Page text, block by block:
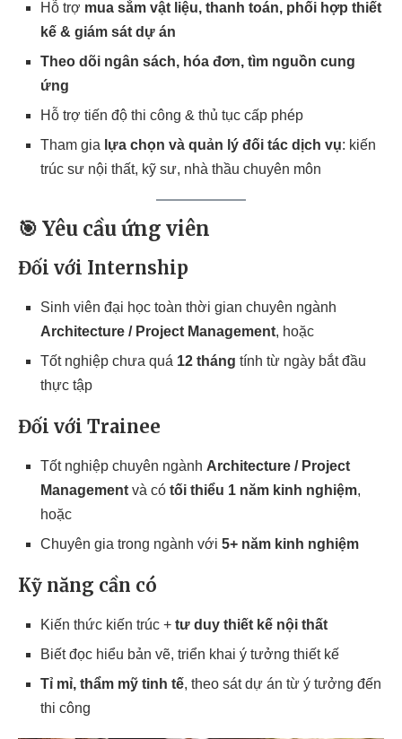
Hỗ trợ mua sắm vật liệu, thanh toán, phối hợp thiết
kế & giám sát dự án
Theo dõi ngân sách, hóa đơn, tìm nguồn cung
ứng
Hỗ trợ tiến độ thi công & thủ tục cấp phép
Tham gia lựa chọn và quản lý đối tác dịch vụ: kiến
trúc sư nội thất, kỹ sư, nhà thầu chuyên môn
🎯 Yêu cầu ứng viên
Đối với Internship
Sinh viên đại học toàn thời gian chuyên ngành
Architecture / Project Management, hoặc
Tốt nghiệp chưa quá 12 tháng tính từ ngày bắt đầu
thực tập
Đối với Trainee
Tốt nghiệp chuyên ngành Architecture / Project
Management và có tối thiểu 1 năm kinh nghiệm,
hoặc
Chuyên gia trong ngành với 5+ năm kinh nghiệm
Kỹ năng cần có
Kiến thức kiến trúc + tư duy thiết kế nội thất
Biết đọc hiểu bản vẽ, triển khai ý tưởng thiết kế
Tỉ mỉ, thẩm mỹ tinh tế, theo sát dự án từ ý tưởng đến
thi công